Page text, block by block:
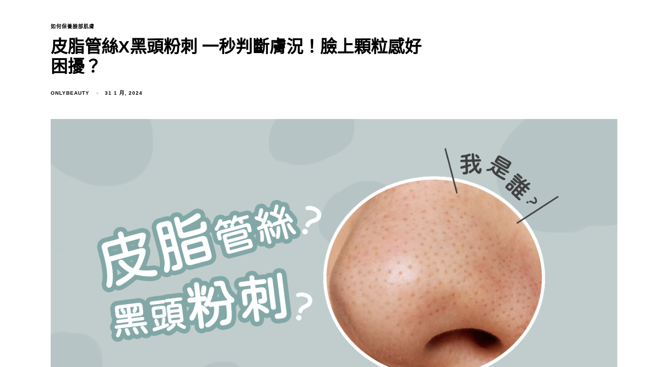
如何保養臉部肌膚
皮脂管絲X黑頭粉刺 一秒判斷膚況！臉上顆粒感好
困擾？
ONLYBEAUTY 31 1 月, 2024